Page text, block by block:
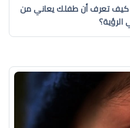
كيف تعرف أن طفلك يعاني من